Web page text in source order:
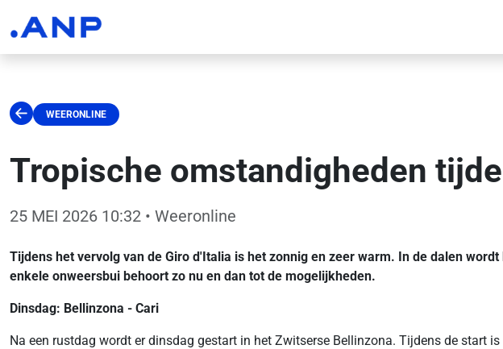
WEERONLINE
Tropische omstandigheden
25 MEI 2026 10:32 • Weeronline
Tijdens het vervolg van de Giro d'Italia is het zonnig en zeer warm. In de dalen
enkele onweersbui behoort zo nu en dan tot de mogelijkheden.
Dinsdag: Bellinzona - Cari
Na een rustdag wordt er dinsdag gestart in het Zwitserse Bellinzona. Tijdens de start